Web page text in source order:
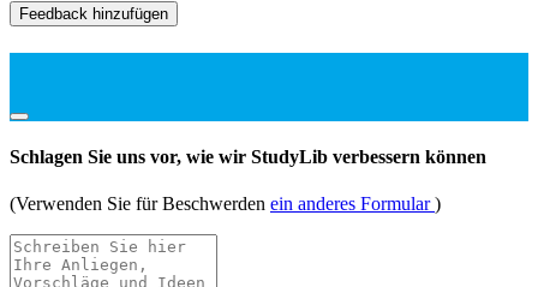
Feedback hinzufügen
Schlagen Sie uns vor, wie wir StudyLib verbessern können
(Verwenden Sie für Beschwerden ein anderes Formular)